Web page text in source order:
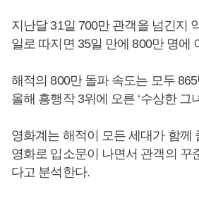
지난달 31일 700만 관객을 넘긴지
일로 따지면 35일 만에 800만 명에
해적의 800만 돌파 속도는 모두
올해 흥행작 3위에 오른 ‘수상한 그
영화계는 해적이 모든 세대가 함께
영화로 입소문이 나면서 관객의 꾸
다고 분석한다.